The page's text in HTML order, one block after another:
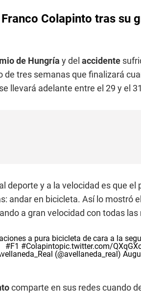
Colapinto tras su
de Hungría y del accidente
tres semanas que finalizará
llevará adelante entre el 29 y el
deporte y a la velocidad es que
andar en bicicleta. Así lo mostró
a gran velocidad con todas
a pura bicicleta de cara a la
#F1 #Colapintopic.twitter.com/
(@avellaneda_real)
comparte en sus redes cuando